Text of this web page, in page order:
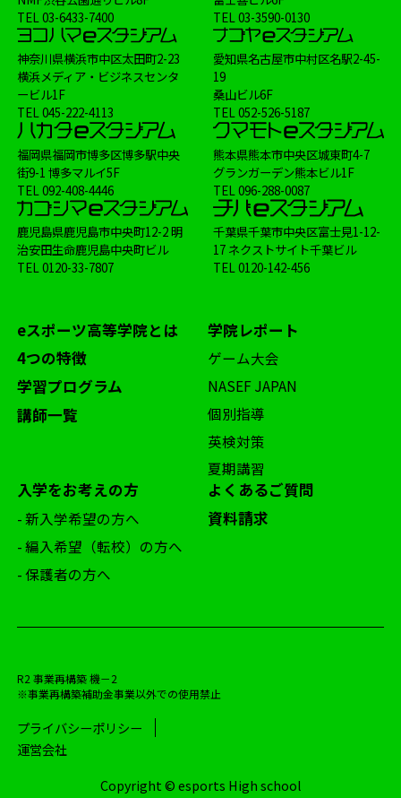
TEL03-6433-7400
TEL03-3590-0130
神奈川県横浜市中区太田町2-23
横浜メディア・ビジネスセンタ
ービル1F
TEL045-222-4113
愛知県名古屋市中村区名駅2-45-
19
桑山ビル6F
TEL052-526-5187
福岡県福岡市博多区博多駅中央
街9-1 博多マルイ5F
TEL092-408-4446
熊本県熊本市中央区城東町4-7
グランガーデン熊本ビル1F
TEL096-288-0087
鹿児島県鹿児島市中央町12-2 明
治安田生命鹿児島中央町ビル
TEL0120-33-7807
千葉県千葉市中央区富士見1-12-
17 ネクストサイト千葉ビル
TEL0120-142-456
eスポーツ高等学院とは
4つの特徴
学習プログラム
講師一覧
学院レポート
ゲーム大会
NASEF JAPAN
個別指導
英検対策
夏期講習
入学をお考えの方
- 新入学希望の方へ
- 編入希望（転校）の方へ
- 保護者の方へ
よくあるご質問
資料請求
R2 事業再構築 機－2
※事業再構築補助金事業以外での使用禁止
プライバシーポリシー
運営会社
Copyright © esports High school